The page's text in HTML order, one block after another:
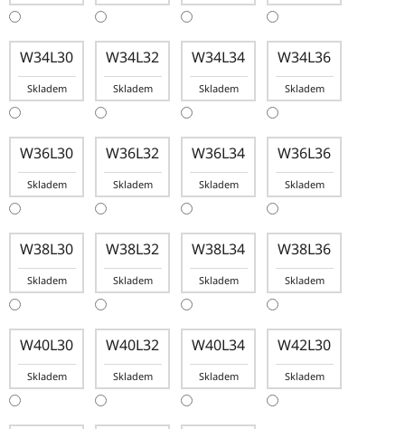
W34L30
Skladem
W34L32
Skladem
W34L34
Skladem
W34L36
Skladem
W36L30
Skladem
W36L32
Skladem
W36L34
Skladem
W36L36
Skladem
W38L30
Skladem
W38L32
Skladem
W38L34
Skladem
W38L36
Skladem
W40L30
Skladem
W40L32
Skladem
W40L34
Skladem
W42L30
Skladem